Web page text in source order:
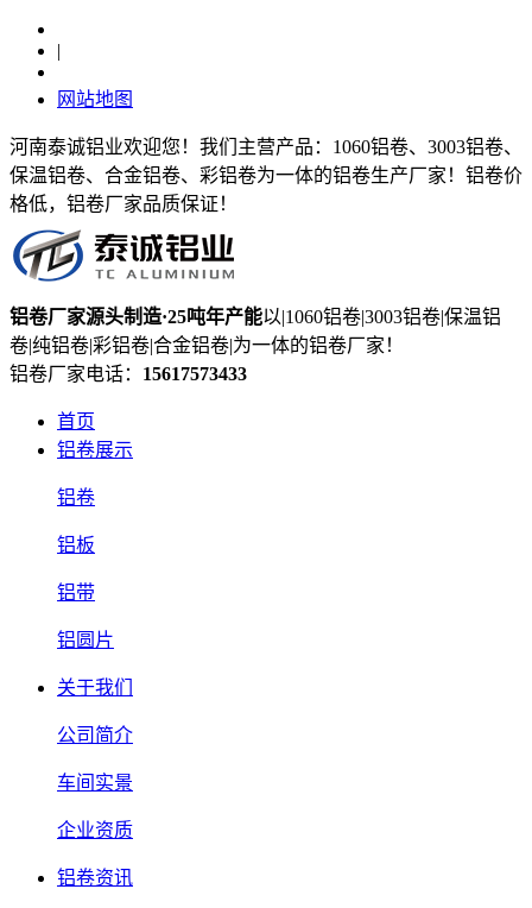
|
网站地图
河南泰诚铝业欢迎您！我们主营产品：1060铝卷、3003铝卷、
保温铝卷、合金铝卷、彩铝卷为一体的铝卷生产厂家！铝卷价
格低，铝卷厂家品质保证！
铝卷厂家源头制造·25吨年产能以|1060铝卷|3003铝卷|保温铝
卷|纯铝卷|彩铝卷|合金铝卷|为一体的铝卷厂家！
铝卷厂家电话： 15617573433
首页
铝卷展示
铝卷
铝板
铝带
铝圆片
关于我们
公司简介
车间实景
企业资质
铝卷资讯